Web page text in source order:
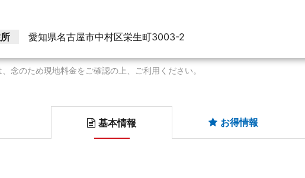
愛知県名古屋市中村区栄生町3003-2
念のため現地料金をご確認の上、ご利用ください。
基本情報 お得情報